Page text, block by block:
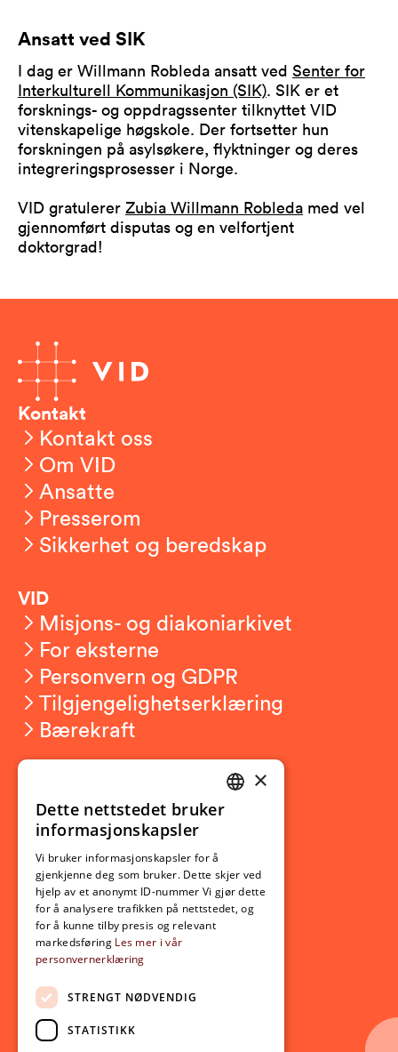
Ansatt ved SIK
I dag er Willmann Robleda ansatt ved Senter for
Interkulturell Kommunikasjon (SIK). SIK er et
forsknings- og oppdragssenter tilknyttet VID
vitenskapelige høgskole. Der fortsetter hun
forskningen på asylsøkere, flyktninger og deres
integreringsprosesser i Norge.
VID gratulerer Zubia Willmann Robleda med vel
gjennomført disputas og en velfortjent
doktorgrad!
Kontakt
Kontakt oss
Om VID
Ansatte
Presserom
Sikkerhet og beredskap
VID
Misjons- og diakoniarkivet
For eksterne
Personvern og GDPR
Tilgjengelighetserklæring
Bærekraft
Ny student
Utveksling
Opptak
Lov- og regelverk
Aktuelt
Nyheter
Arrangementer
Nyhetsbrev
Ledige stillinger
NORWEGIAN
×
Dette nettstedet bruker
informasjonskapsler
Vi bruker informasjonskapsler for å
gjenkjenne deg som bruker. Dette skjer ved
hjelp av et anonymt ID-nummer Vi gjør dette
for å analysere trafikken på nettstedet, og
for å kunne tilby presis og relevant
markedsføring Les mer i vår
personvernerklæring
STRENGT NØDVENDIG
STATISTIKK